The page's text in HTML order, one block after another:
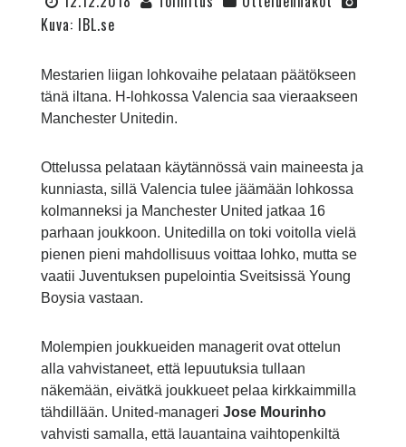
Kuva: IBL.se
Mestarien liigan lohkovaihe pelataan päätökseen
tänä iltana. H-lohkossa Valencia saa vieraakseen
Manchester Unitedin.
Ottelussa pelataan käytännössä vain maineesta ja
kunniasta, sillä Valencia tulee jäämään lohkossa
kolmanneksi ja Manchester United jatkaa 16
parhaan joukkoon. Unitedilla on toki voitolla vielä
pienen pieni mahdollisuus voittaa lohko, mutta se
vaatii Juventuksen pupelointia Sveitsissä Young
Boysia vastaan.
Molempien joukkueiden managerit ovat ottelun
alla vahvistaneet, että lepuutuksia tullaan
näkemään, eivätkä joukkueet pelaa kirkkaimmilla
tähdillään. United-manageri Jose Mourinho
vahvisti samalla, että lauantaina vaihtopenkiltä